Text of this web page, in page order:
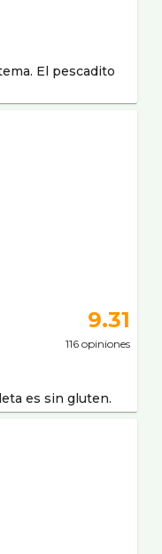
El pescadito
9.31
116 opiniones
es sin gluten.